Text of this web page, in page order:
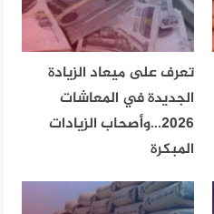
تعرف على ميعاد الزيادة
الجديدة في المعاشات
2026…وأصحاب الزيادات
المبكرة